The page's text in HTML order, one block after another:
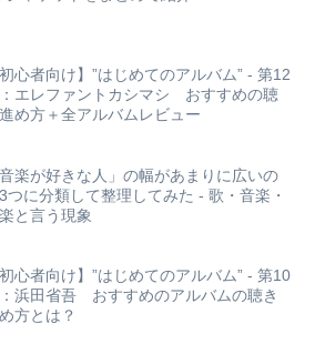
初心者向け】”はじめてのアルバム” - 第12
エレファントカシマシ おすすめの聴
め方＋全アルバムレビュー
音楽が好きな人」の幅があまりに広いの
つに分類して整理してみた - 歌・音楽・
と言う現象
初心者向け】”はじめてのアルバム” - 第10
浜田省吾 おすすめのアルバムの聴き
方とは？